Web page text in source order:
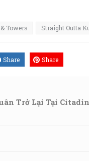
Towers Straight Outta
Share Share
Trở Lại Tại